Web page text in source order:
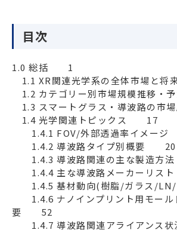
目次
1.0 総括　　1
1.1 XR関連光学系の全体市場と将
1.2 カテゴリー別市場規模推移・
1.3 スマートグラス・導波路の市
1.4 光学関連トピックス　　17
1.4.1 FOV/外部透過率イメージ
1.4.2 導波路タイプ別概要　　20
1.4.3 導波路関連の主な製造方法
1.4.4 主な導波路メーカーリスト
1.4.5 基材動向(樹脂/ガラス/LN/
1.4.6 ナノインプリント用モール
要　　52
1.4.7 導波路関連アライアンス状